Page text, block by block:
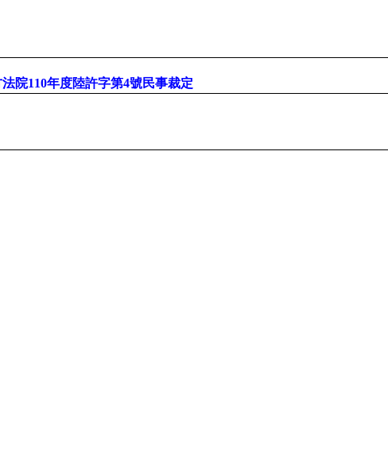
院110年度陸許字第4號民事裁定